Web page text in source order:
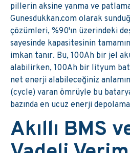
pillerin aksine yanma ve
Gunesdukkan.com olarak
çözümleri, %90'ın üzerindeki
sayesinde kapasitesinin
imkan tanır. Bu, 100Ah bir jel
alabilirken, 100Ah bir lityum
net enerji alabileceğiniz
(cycle) varan ömrüyle bu
bazında en ucuz enerji
Akıllı BMS